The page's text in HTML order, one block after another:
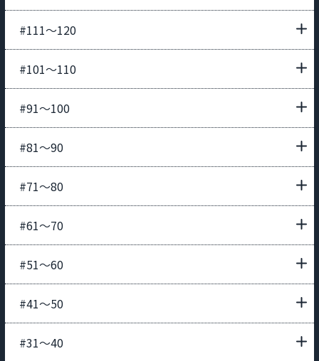
#111〜120
#101〜110
#91〜100
#81〜90
#71〜80
#61〜70
#51〜60
#41〜50
#31〜40